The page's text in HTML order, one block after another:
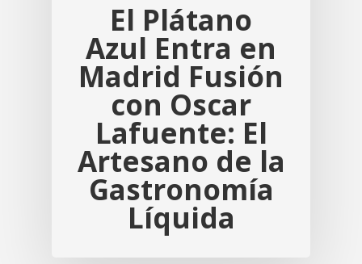
El Plátano
Azul Entra en
Madrid Fusión
con Oscar
Lafuente: El
Artesano de la
Gastronomía
Líquida